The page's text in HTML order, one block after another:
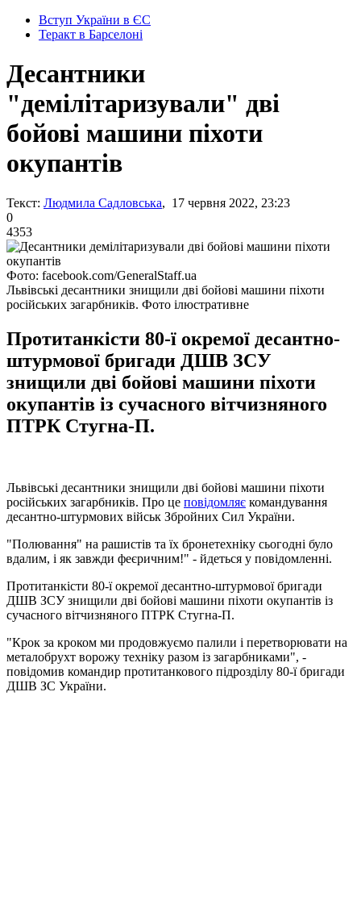
Вступ України в ЄС
Теракт в Барселоні
Десантники
"демілітаризували" дві
бойові машини піхоти
окупантів
Текст: Людмила Садловська, 17 червня 2022, 23:23
0
4353
Фото: facebook.com/GeneralStaff.ua
Львівські десантники знищили дві бойові машини піхоти
російських загарбників. Фото ілюстративне
Протитанкісти 80-ї окремої десантно-
штурмової бригади ДШВ ЗСУ
знищили дві бойові машини піхоти
окупантів із сучасного вітчизняного
ПТРК Стугна-П.
Львівські десантники знищили дві бойові машини піхоти
російських загарбників. Про це повідомляє командування
десантно-штурмових військ Збройних Сил України.
"Полювання" на рашистів та їх бронетехніку сьогодні було
вдалим, і як завжди феєричним!" - йдеться у повідомленні.
Протитанкісти 80-ї окремої десантно-штурмової бригади
ДШВ ЗСУ знищили дві бойові машини піхоти окупантів із
сучасного вітчизняного ПТРК Стугна-П.
"Крок за кроком ми продовжуємо палили і перетворювати на
металобрухт ворожу техніку разом із загарбниками", -
повідомив командир протитанкового підрозділу 80-ї бригади
ДШВ ЗС України.